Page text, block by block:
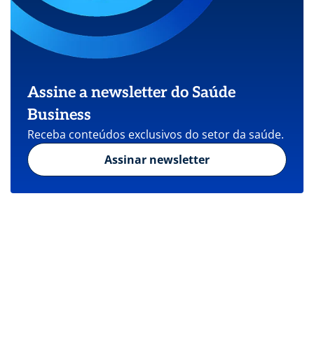
Assine a newsletter do Saúde
Business
Receba conteúdos exclusivos do setor da saúde.
Assinar newsletter